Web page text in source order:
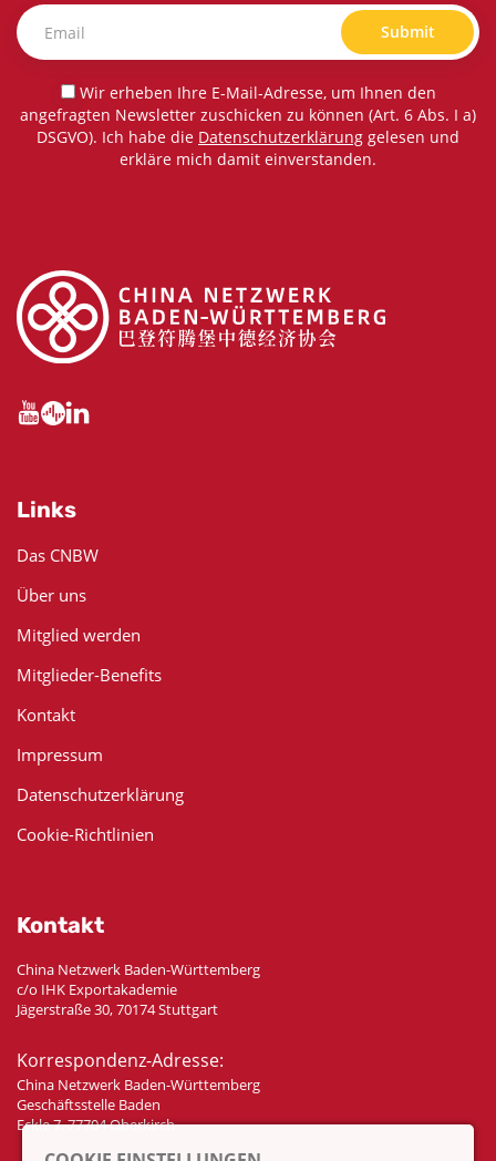
Submit
Wir erheben Ihre E-Mail-Adresse, um Ihnen den
angefragten Newsletter zuschicken zu können (Art. 6 Abs. I a)
DSGVO). Ich habe die Datenschutzerklärung gelesen und
erkläre mich damit einverstanden.
Links
Das CNBW
Über uns
Mitglied werden
Mitglieder-Benefits
Kontakt
Impressum
Datenschutzerklärung
Cookie-Richtlinien
Kontakt
China Netzwerk Baden-Württemberg
c/o IHK Exportakademie
Jägerstraße 30, 70174 Stuttgart
Korrespondenz-Adresse:
China Netzwerk Baden-Württemberg
Geschäftsstelle Baden
Eckle 7, 77704 Oberkirch